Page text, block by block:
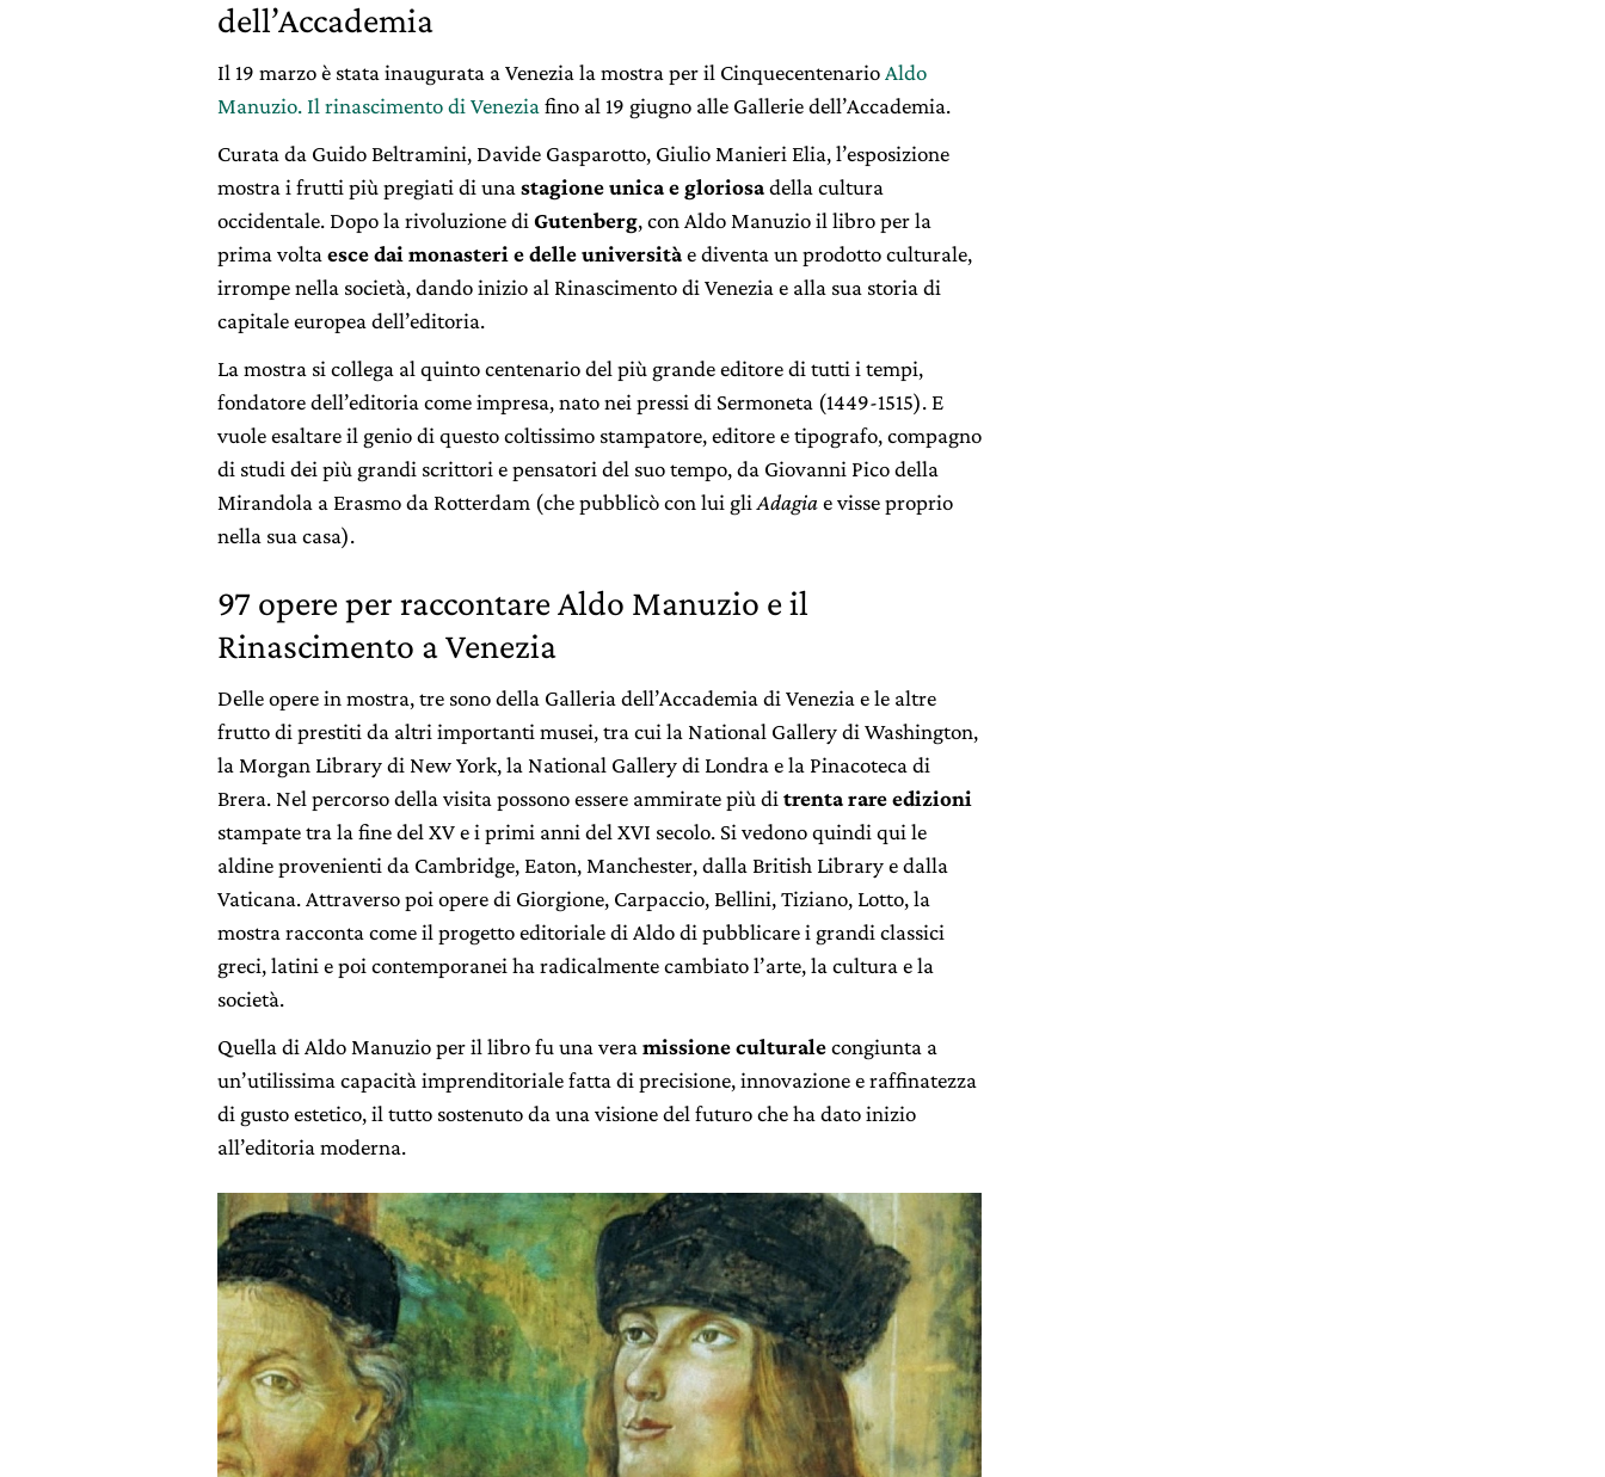
dell’Accademia
Il 19 marzo è stata inaugurata a Venezia la mostra per il CinquecentenarioAldo
Manuzio. Il rinascimento di Veneziafino al 19 giugno alle Gallerie dell’Accademia.
Curata da Guido Beltramini, Davide Gasparotto, Giulio Manieri Elia, l’esposizione
mostra i frutti più pregiati di unastagione unica e gloriosadella cultura
occidentale. Dopo la rivoluzione diGutenberg, con Aldo Manuzio il libro per la
prima voltaesce dai monasteri e delle universitàe diventa un prodotto culturale,
irrompe nella società, dando inizio al Rinascimento di Venezia e alla sua storia di
capitale europea dell’editoria.
La mostra si collega al quinto centenario del più grande editore di tutti i tempi,
fondatore dell’editoria come impresa, nato nei pressi di Sermoneta (1449-1515). E
vuole esaltare il genio di questo coltissimo stampatore, editore e tipografo, compagno
di studi dei più grandi scrittori e pensatori del suo tempo, da Giovanni Pico della
Mirandola a Erasmo da Rotterdam (che pubblicò con lui gliAdagiae visse proprio
nella sua casa).
97 opere per raccontare Aldo Manuzio e il
Rinascimento a Venezia
Delle opere in mostra, tre sono della Galleria dell’Accademia di Venezia e le altre
frutto di prestiti da altri importanti musei, tra cui la National Gallery di Washington,
la Morgan Library di New York, la National Gallery di Londra e la Pinacoteca di
Brera. Nel percorso della visita possono essere ammirate più ditrenta rare edizioni
stampate tra la fine del XV e i primi anni del XVI secolo. Si vedono quindi qui le
aldine provenienti da Cambridge, Eaton, Manchester, dalla British Library e dalla
Vaticana. Attraverso poi opere di Giorgione, Carpaccio, Bellini, Tiziano, Lotto, la
mostra racconta come il progetto editoriale di Aldo di pubblicare i grandi classici
greci, latini e poi contemporanei ha radicalmente cambiato l’arte, la cultura e la
società.
Quella di Aldo Manuzio per il libro fu una veramissione culturalecongiunta a
un’utilissima capacità imprenditoriale fatta di precisione, innovazione e raffinatezza
di gusto estetico, il tutto sostenuto da una visione del futuro che ha dato inizio
all’editoria moderna.